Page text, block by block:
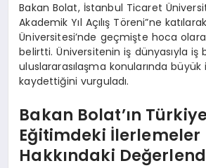
Bakan Bolat, İstanbul Ticaret
Akademik Yıl Açılış Töreni”ne
Üniversitesi’nde geçmişte hoca
belirtti. Üniversitenin iş dünyasıyla iş
uluslararasılaşma konularında
kaydettiğini vurguladı.
Bakan Bolat’ın
Eğitimdeki İlerlemeler
Hakkındaki